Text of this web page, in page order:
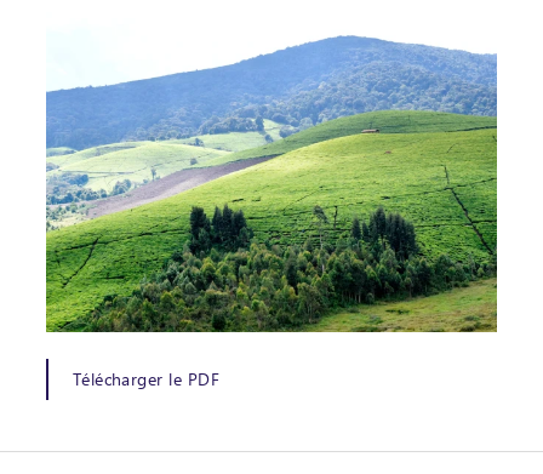
Télécharger le PDF